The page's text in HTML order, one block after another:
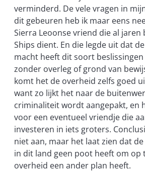
verminderd. De vele vragen in
dit gebeuren heb ik maar eens
Sierra Leoonse vriend die al jaren
Ships dient. En die legde uit dat
macht heeft dit soort beslissingen
zonder overleg of grond van
komt het de overheid zelfs goed
want zo lijkt het naar de
criminaliteit wordt aangepakt, en
voor een eventueel vriendje die
investeren in iets groters.
niet aan, maar het laat zien dat
in dit land geen poot heeft om op
overheid een ander plan heeft.